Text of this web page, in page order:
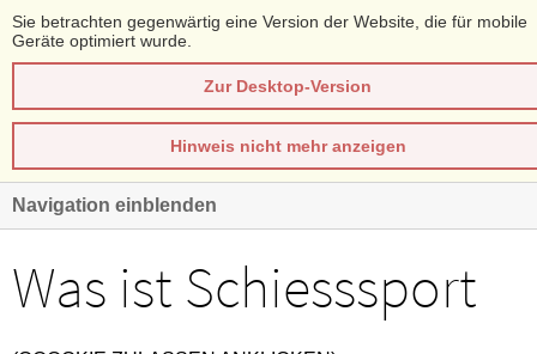
Sie betrachten gegenwärtig eine Version der Website, die für mobile
Geräte optimiert wurde.
Zur Desktop-Version
Hinweis nicht mehr anzeigen
Navigation einblenden
Was ist Schiesssport